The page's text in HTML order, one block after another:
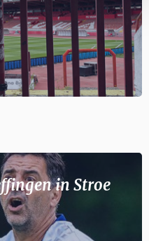
in Stroe